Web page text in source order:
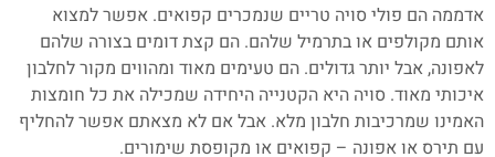
אדממה הם פולי סויה טריים שנמכרים קפואים. אפשר למצוא
אותם מקולפים או בתרמיל שלהם. הם קצת דומים בצורה שלהם
לאפונה, אבל יותר גדולים. הם טעימים מאוד ומהווים מקור לחלבון
איכותי מאוד. סויה היא הקטנייה היחידה שמכילה את כל חומצות
האמינו שמרכיבות חלבון מלא. אבל אם לא מצאתם אפשר להחליף
עם תירס או אפונה – קפואים או מקופסת שימורים.